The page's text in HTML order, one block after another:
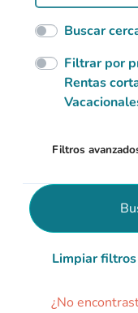
Buscar
Filtrar por
Rentas
Filtros
Limpiar filtros
¿No